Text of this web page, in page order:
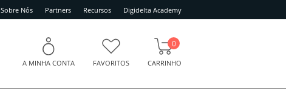
Sobre Nós Partners Recursos Digidelta Academy
A MINHA CONTA FAVORITOS CARRINHO
0